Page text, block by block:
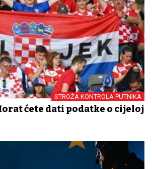
STROŽA KONTROLA PUTNIKA
ćete dati podatke o cijeloj